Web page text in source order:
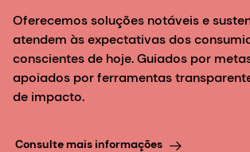
Oferecemos soluções notáveis e
atendem às expectativas dos
conscientes de hoje. Guiados por
apoiados por ferramentas
de impacto.
Consulte mais informações